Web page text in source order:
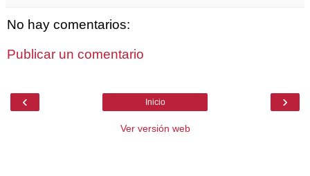
No hay comentarios:
Publicar un comentario
‹ ›
Inicio
Ver versión web